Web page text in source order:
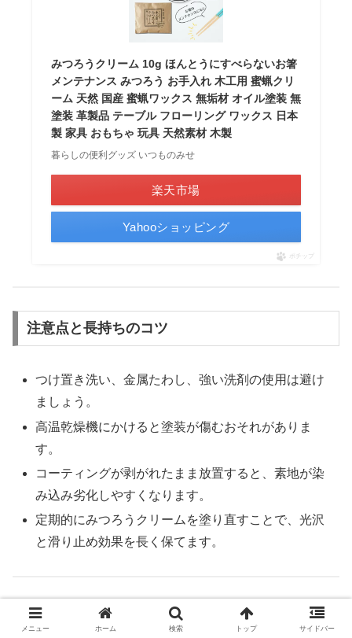
みつろうクリーム 10g ほんとうにすべらないお箸
メンテナンス みつろう お手入れ 木工用 蜜蝋クリ
ーム 天然 国産 蜜蝋ワックス 無垢材 オイル塗装 無
塗装 革製品 テーブル フローリング ワックス 日本
製 家具 おもちゃ 玩具 天然素材 木製
暮らしの便利グッズ いつものみせ
楽天市場
Yahooショッピング
ポチップ
注意点と長持ちのコツ
つけ置き洗い、金属たわし、強い洗剤の使用は避け
ましょう。
高温乾燥機にかけると塗装が傷むおそれがありま
す。
コーティングが剥がれたまま放置すると、素地が染
み込み劣化しやすくなります。
定期的にみつろうクリームを塗り直すことで、光沢
と滑り止め効果を長く保てます。
これらを守ることで、「ほんとうにすべらないお箸」は購
入時と同じ滑りにくさを長期間維持できます。
メニュー ホーム 検索 トップ サイドバー